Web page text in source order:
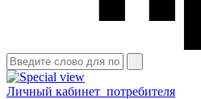
Личный кабинет потребителя